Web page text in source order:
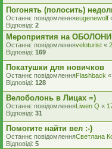
Погонять (полосить)
Останнє повідомленняeugenewolf
Відповіді: 2
Мероприятия на ОБОЛОНИ
Останнє повідомленняveloturist «
Відповіді: 169
Покатушки для новичков
Останнє повідомленняFlashback «
Відповіді: 128
Велоболонь в Лицах =)
Останнє повідомленняLiwen Q «
Відповіді: 31
Помогите найти вел :-)
Останнє повідомленняСветлана
Відповіді: 5